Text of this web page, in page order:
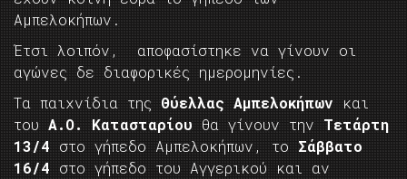
Αμπελοκήπων.
Έτσι λοιπόν, αποφασίστηκε να γίνουν οι
αγώνες δε διαφορικές ημερομηνίες.
Τα παιχνίδια της Θύελλας Αμπελοκήπων και
του Α.Ο. Κατασταρίου θα γίνουν την Τετάρτη
13/4 στο γήπεδο Αμπελοκήπων, το Σάββατο
16/4 στο γήπεδο του Αγγερικού και αν